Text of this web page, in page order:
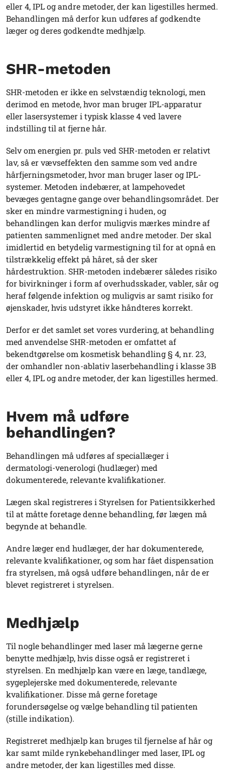
eller 4, IPL og andre metoder, der kan ligestilles hermed.
Behandlingen må derfor kun udføres af godkendte
læger og deres godkendte medhjælp.
SHR-metoden
SHR-metoden er ikke en selvstændig teknologi, men
derimod en metode, hvor man bruger IPL-apparatur
eller lasersystemer i typisk klasse 4 ved lavere
indstilling til at fjerne hår.
Selv om energien pr. puls ved SHR-metoden er relativt
lav, så er vævseffekten den samme som ved andre
hårfjerningsmetoder, hvor man bruger laser og IPL-
systemer. Metoden indebærer, at lampehovedet
bevæges gentagne gange over behandlingsområdet. Der
sker en mindre varmestigning i huden, og
behandlingen kan derfor muligvis mærkes mindre af
patienten sammenlignet med andre metoder. Der skal
imidlertid en betydelig varmestigning til for at opnå en
tilstrækkelig effekt på håret, så der sker
hårdestruktion. SHR-metoden indebærer således risiko
for bivirkninger i form af overhudsskader, vabler, sår og
heraf følgende infektion og muligvis ar samt risiko for
øjenskader, hvis udstyret ikke håndteres korrekt.
Derfor er det samlet set vores vurdering, at behandling
med anvendelse SHR-metoden er omfattet af
bekendtgørelse om kosmetisk behandling § 4, nr. 23,
der omhandler non-ablativ laserbehandling i klasse 3B
eller 4, IPL og andre metoder, der kan ligestilles hermed.
Hvem må udføre
behandlingen?
Behandlingen må udføres af speciallæger i
dermatologi-venerologi (hudlæger) med
dokumenterede, relevante kvalifikationer.
Lægen skal registreres i Styrelsen for Patientsikkerhed
til at måtte foretage denne behandling, før lægen må
begynde at behandle.
Andre læger end hudlæger, der har dokumenterede,
relevante kvalifikationer, og som har fået dispensation
fra styrelsen, må også udføre behandlingen, når de er
blevet registreret i styrelsen.
Medhjælp
Til nogle behandlinger med laser må lægerne gerne
benytte medhjælp, hvis disse også er registreret i
styrelsen. En medhjælp kan være en læge, tandlæge,
sygeplejerske med dokumenterede, relevante
kvalifikationer. Disse må gerne foretage
forundersøgelse og vælge behandling til patienten
(stille indikation).
Registreret medhjælp kan bruges til fjernelse af hår og
kar samt milde rynkebehandlinger med laser, IPL og
andre metoder, der kan ligestilles med disse.